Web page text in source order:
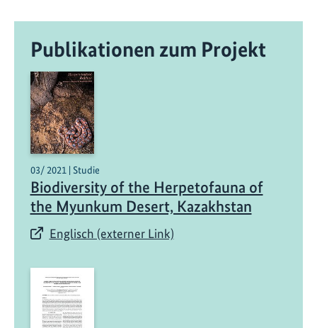
Publikationen zum Projekt
03/ 2021 | Studie
Biodiversity of the Herpetofauna of
the Myunkum Desert, Kazakhstan
Englisch (externer Link)